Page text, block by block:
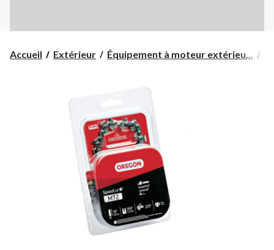
Accueil Extérieur Équipement à moteur extérieu...